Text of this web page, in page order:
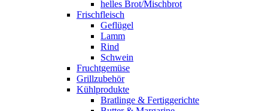
helles Brot/Mischbrot
Frischfleisch
Geflügel
Lamm
Rind
Schwein
Fruchtgemüse
Grillzubehör
Kühlprodukte
Bratlinge & Fertiggerichte